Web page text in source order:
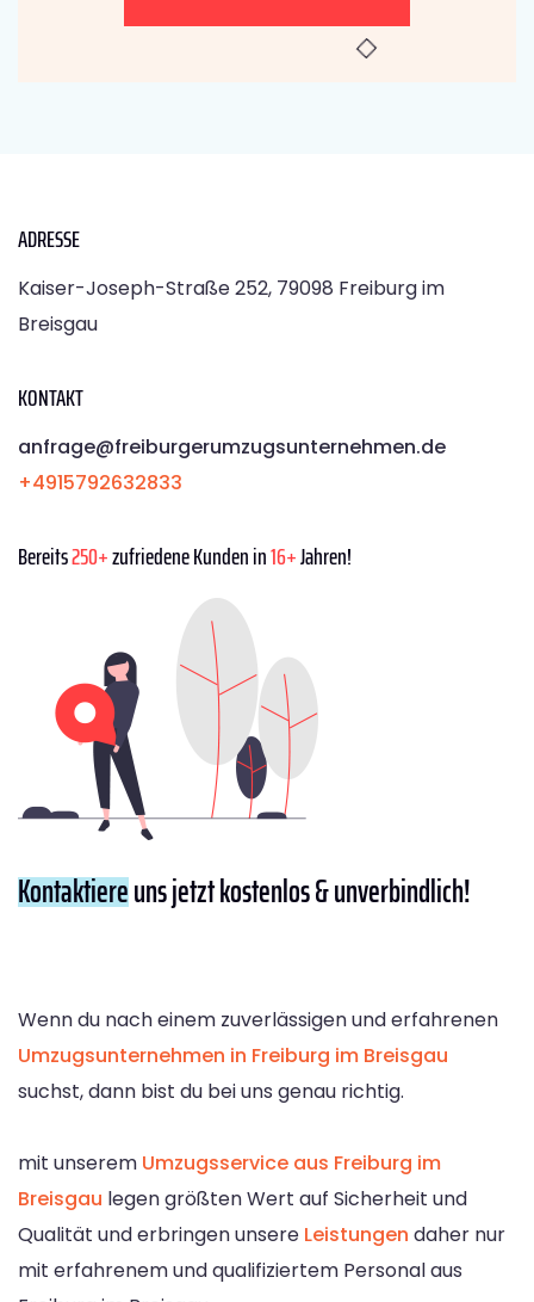
ADRESSE
Kaiser-Joseph-Straße 252, 79098 Freiburg im
Breisgau
KONTAKT
anfrage@freiburgerumzugsunternehmen.de
+4915792632833
Bereits250+zufriedene Kunden in16+Jahren!
Kontaktiereuns jetzt kostenlos & unverbindlich!
Wenn du nach einem zuverlässigen und erfahrenen
Umzugsunternehmen in Freiburg im Breisgau
suchst, dann bist du bei uns genau richtig.
mit unserem Umzugsservice aus Freiburg im
Breisgau legen größten Wert auf Sicherheit und
Qualität und erbringen unsere Leistungen daher nur
mit erfahrenem und qualifiziertem Personal aus